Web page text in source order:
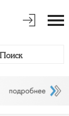
Поиск